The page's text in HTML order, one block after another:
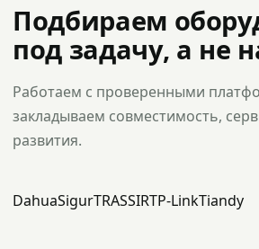
Подбираем
под задачу, а не
Работаем с проверенными
закладываем совместимость,
развития.
DahuaSigurTRASSIRTP-LinkTiandy